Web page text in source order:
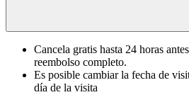
Cancela gratis hasta 24 horas
reembolso completo.
Es posible cambiar la fecha de
día de la visita